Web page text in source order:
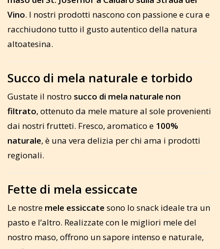
Vino. I nostri prodotti nascono con passione e cura e
racchiudono tutto il gusto autentico della natura
altoatesina.
Succo di mela naturale e torbido
Gustate il nostro succo di mela naturale non
filtrato, ottenuto da mele mature al sole provenienti
dai nostri frutteti. Fresco, aromatico e 100%
naturale, è una vera delizia per chi ama i prodotti
regionali.
Fette di mela essiccate
Le nostre mele essiccate sono lo snack ideale tra un
pasto e l’altro. Realizzate con le migliori mele del
nostro maso, offrono un sapore intenso e naturale,